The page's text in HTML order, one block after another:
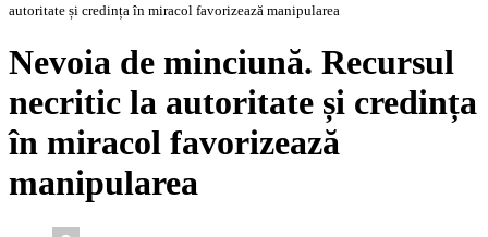
autoritate și credința în miracol favorizează manipularea
Nevoia de minciună. Recursul
necritic la autoritate și credința
în miracol favorizează
manipularea